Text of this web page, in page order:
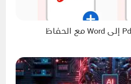
كيفية تحويل ملف Pdf إلى Word مع الحفاظ